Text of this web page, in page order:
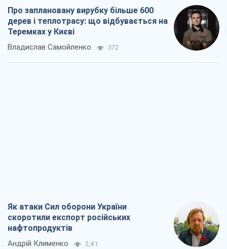
Про заплановану вирубку більше 600
дерев і теплотрасу: що відбувається на
Теремках у Києві
Владислав Самойленко 372
Як атаки Сил оборони України
скоротили експорт російських
нафтопродуктів
Андрій Клименко 2,4 т.